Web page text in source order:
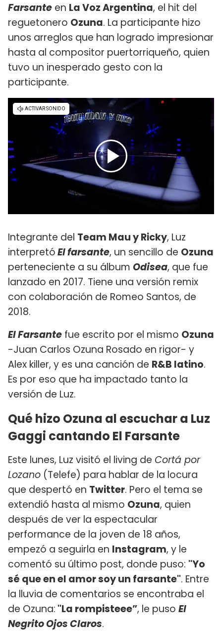
Farsante en La Voz Argentina, el hit del
reguetonero Ozuna. La participante hizo
unos arreglos que han logrado impresionar
hasta al compositor puertorriqueño, quien
tuvo un inesperado gesto con la
participante.
Integrante del Team Mau y Ricky, Luz
interpretóEl farsante, un sencillo de Ozuna
perteneciente a su álbum Odisea, que fue
lanzado en 2017. Tiene una versión remix
con colaboración de Romeo Santos, de
2018.
El Farsante fue escrito por el mismo Ozuna
-Juan Carlos Ozuna Rosado en rigor- y
Alex killer, y es una canción de R&B latino.
Es por eso que ha impactado tanto la
versión de Luz.
Qué hizo Ozuna al escuchar a Luz
Gaggi cantando El Farsante
Este lunes, Luz visitó el living de Cortá por
Lozano (Telefe) para hablar de la locura
que despertó en Twitter. Pero el tema se
extendió hasta al mismo Ozuna, quien
después de ver la espectacular
performance de la joven de 18 años,
empezó a seguirla en Instagram, y le
comentó su último post, donde puso: "Yo
sé que en el amor soy un farsante". Entre
la lluvia de comentarios se encontraba el
de Ozuna: "La rompisteee”, le puso El
Negrito Ojos Claros.